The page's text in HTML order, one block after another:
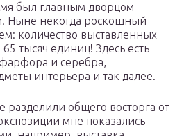
был главным дворцом
Ныне некогда роскошный
количество выставленных
тысяч единиц! Здесь есть
и серебра,
интерьера и так далее.
разделили общего восторга от
мне показались